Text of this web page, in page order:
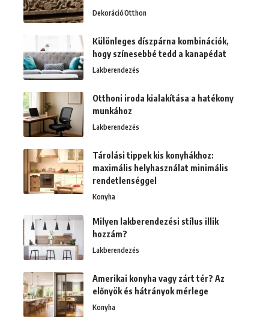
DekorációOtthon
Különleges díszpárna kombinációk,
hogy színesebbé tedd a kanapédat
Lakberendezés
Otthoni iroda kialakítása a hatékony
munkához
Lakberendezés
Tárolási tippek kis konyhákhoz:
maximális helyhasználat minimális
rendetlenséggel
Konyha
Milyen lakberendezési stílus illik
hozzám?
Lakberendezés
Amerikai konyha vagy zárt tér? Az
előnyök és hátrányok mérlege
Konyha